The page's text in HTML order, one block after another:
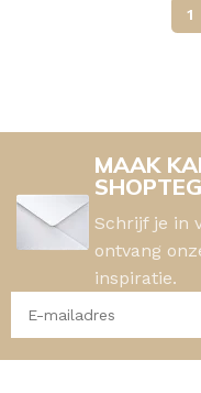
1
MAAK
Schrijf je in
ontvang
inspiratie.